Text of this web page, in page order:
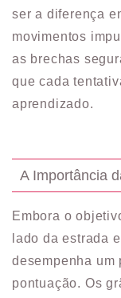
ser a diferença
movimentos
as brechas
que cada
aprendizado.
A Importância
Embora o
lado da estrada
desempenha um
pontuação. Os